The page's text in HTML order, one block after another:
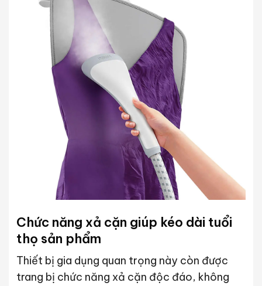
Chức năng xả cặn giúp kéo dài tuổi
thọ sản phẩm
Thiết bị gia dụng quan trọng này còn được
trang bị chức năng xả cặn độc đáo, không